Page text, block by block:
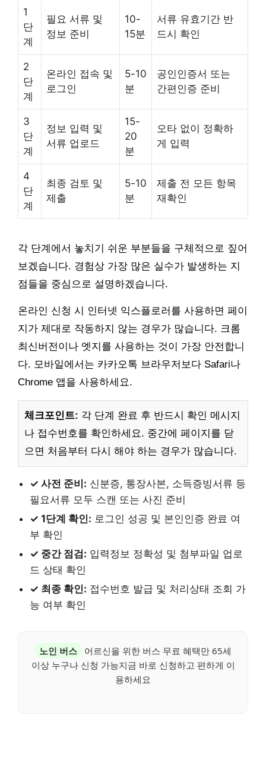
1
단
계
필요 서류 및
정보 준비
10-
15분
서류 유효기간 반
드시 확인
2
단
계
온라인 접속 및
로그인
5-10
분
공인인증서 또는
간편인증 준비
3
단
계
정보 입력 및
서류 업로드
15-
20
분
오타 없이 정확하
게 입력
4
단
계
최종 검토 및
제출
5-10
분
제출 전 모든 항목
재확인
각 단계에서 놓치기 쉬운 부분들을 구체적으로 짚어
보겠습니다. 경험상 가장 많은 실수가 발생하는 지
점들을 중심으로 설명하겠습니다.
온라인 신청 시 인터넷 익스플로러를 사용하면 페이
지가 제대로 작동하지 않는 경우가 많습니다. 크롬
최신버전이나 엣지를 사용하는 것이 가장 안전합니
다. 모바일에서는 카카오톡 브라우저보다 Safari나
Chrome 앱을 사용하세요.
체크포인트: 각 단계 완료 후 반드시 확인 메시지
나 접수번호를 확인하세요. 중간에 페이지를 닫
으면 처음부터 다시 해야 하는 경우가 많습니다.
✓ 사전 준비: 신분증, 통장사본, 소득증빙서류 등
필요서류 모두 스캔 또는 사진 준비
✓ 1단계 확인: 로그인 성공 및 본인인증 완료 여
부 확인
✓ 중간 점검: 입력정보 정확성 및 첨부파일 업로
드 상태 확인
✓ 최종 확인: 접수번호 발급 및 처리상태 조회 가
능 여부 확인
노인 버스
어르신을 위한 버스 무료 혜택만 65세
이상 누구나 신청 가능지금 바로 신청하고 편하게 이
용하세요